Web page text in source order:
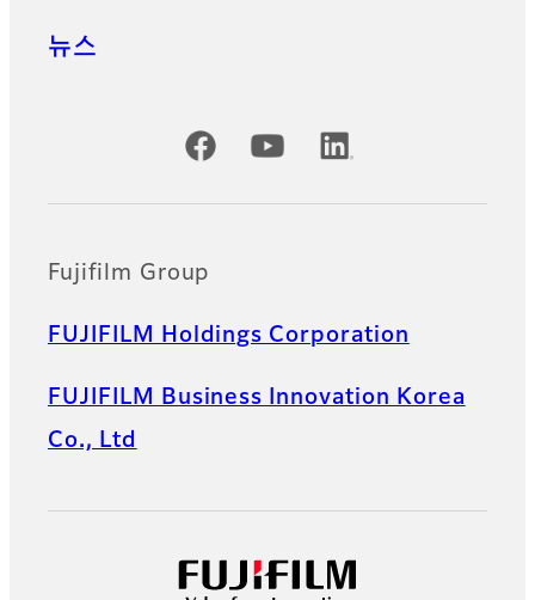
뉴스
공식 SNS 계정
Fujifilm Group
FUJIFILM Holdings Corporation
FUJIFILM Business Innovation Korea
Co., Ltd